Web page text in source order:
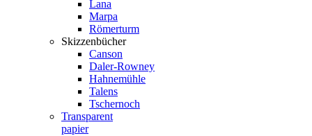
Lana
Marpa
Römerturm
Skizzenbücher
Canson
Daler-Rowney
Hahnemühle
Talens
Tschernoch
Transparent
papier